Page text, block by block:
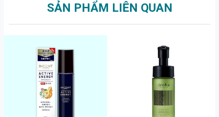
SẢN PHẨM LIÊN QUAN